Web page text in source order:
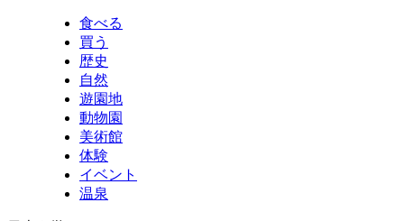
食べる
買う
歴史
自然
遊園地
動物園
美術館
体験
イベント
温泉